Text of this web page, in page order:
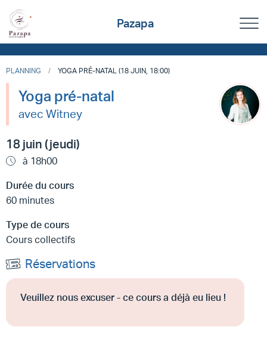
Pazapa
PLANNING YOGA PRÉ-NATAL (18 JUIN, 18:00)
Yoga pré-natal
avec Witney
18 juin (jeudi)
à 18h00
Durée du cours
60 minutes
Type de cours
Cours collectifs
Réservations
Veuillez nous excuser - ce cours a déjà eu lieu !